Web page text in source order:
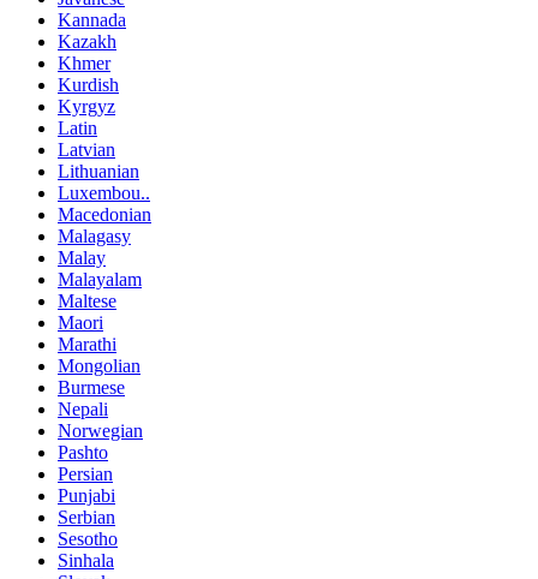
Kannada
Kazakh
Khmer
Kurdish
Kyrgyz
Latin
Latvian
Lithuanian
Luxembou..
Macedonian
Malagasy
Malay
Malayalam
Maltese
Maori
Marathi
Mongolian
Burmese
Nepali
Norwegian
Pashto
Persian
Punjabi
Serbian
Sesotho
Sinhala